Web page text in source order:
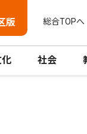
版 総合TOPへ
社会